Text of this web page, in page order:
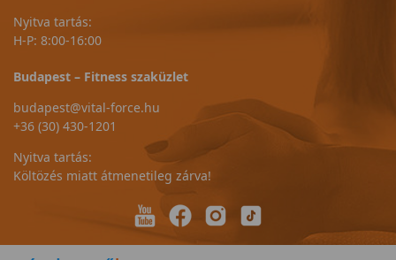
Nyitva tartás:
H-P: 8:00-16:00
Budapest – Fitness szaküzlet
budapest@vital-force.hu
+36 (30) 430-1201
Nyitva tartás:
Költözés miatt átmenetileg zárva!